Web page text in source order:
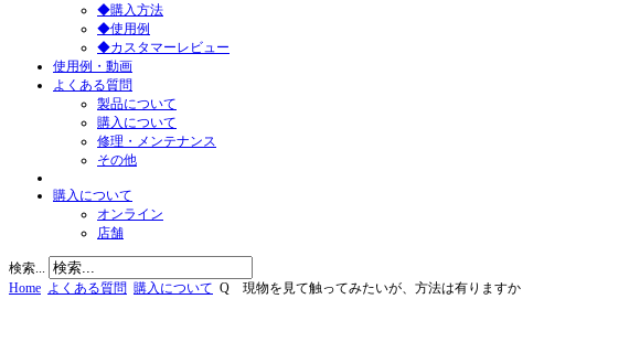
◆購入方法
◆使用例
◆カスタマーレビュー
使用例・動画
よくある質問
製品について
購入について
修理・メンテナンス
その他
購入について
オンライン
店舗
検索...
Home よくある質問 購入について Q 現物を見て触ってみたいが、方法は有りますか